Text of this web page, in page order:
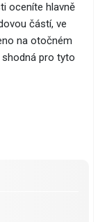
oceníte hlavně
částí, ve
na otočném
pro tyto